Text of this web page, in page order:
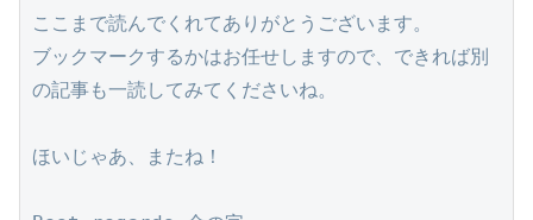
ここまで読んでくれてありがとうございます。
ブックマークするかはお任せしますので、できれば別
の記事も一読してみてくださいね。
ほいじゃあ、またね！